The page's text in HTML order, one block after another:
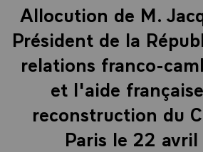
Allocution de M.
Président de la
relations franco-
et l'aide
reconstruction du
Paris le 22